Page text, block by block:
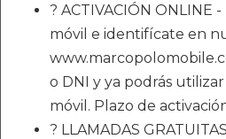
? ACTIVACIÓN
móvil e identifícate en
o DNI y ya podrás
móvil. Plazo de
? LLAMADAS